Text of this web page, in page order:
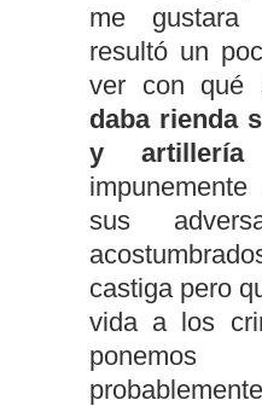
me
resultó un
ver con qué
daba rienda
y artillería
sus
castiga pero
vida a los